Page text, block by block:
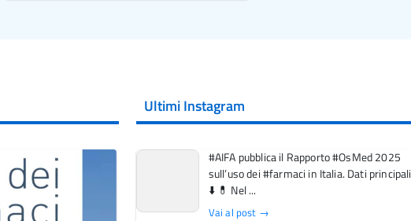
Ultimi Instagram
#AIFA pubblica il Rapporto #OsMed 2025
sull’uso dei #farmaci in Italia. Dati principali
⬇️ 💊 Nel ...
Vai al post →